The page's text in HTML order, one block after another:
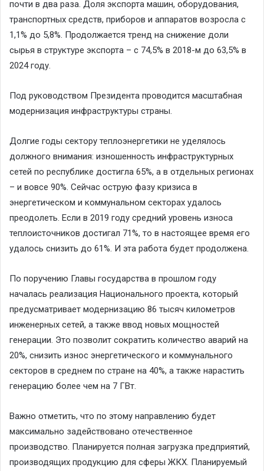
почти в два раза. Доля экспорта машин, оборудования,
транспортных средств, приборов и аппаратов возросла с
1,1% до 5,8%. Продолжается тренд на снижение доли
сырья в структуре экспорта – с 74,5% в 2018-м до 63,5% в
2024 году.
Под руководством Президента проводится масштабная
модернизация инфраструктуры страны.
Долгие годы сектору теплоэнергетики не уделялось
должного внимания: изношенность инфраструктурных
сетей по республике достигла 65%, а в отдельных регионах
– и вовсе 90%. Сейчас острую фазу кризиса в
энергетическом и коммунальном секторах удалось
преодолеть. Если в 2019 году средний уровень износа
теплоисточников достигал 71%, то в настоящее время его
удалось снизить до 61%. И эта работа будет продолжена.
По поручению Главы государства в прошлом году
началась реализация Национального проекта, который
предусматривает модернизацию 86 тысяч километров
инженерных сетей, а также ввод новых мощностей
генерации. Это позволит сократить количество аварий на
20%, снизить износ энергетического и коммунального
секторов в среднем по стране на 40%, а также нарастить
генерацию более чем на 7 ГВт.
Важно отметить, что по этому направлению будет
максимально задействовано отечественное
производство. Планируется полная загрузка предприятий,
производящих продукцию для сферы ЖКХ. Планируемый